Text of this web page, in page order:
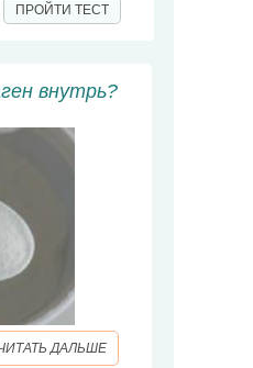
ПРОЙТИ ТЕСТ
внутрь?
ДАЛЬШЕ